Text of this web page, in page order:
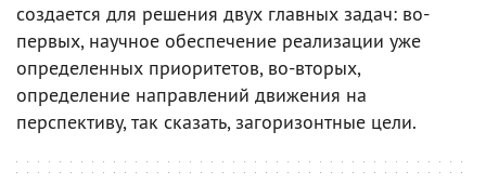
создается для решения двух главных задач: во-
первых, научное обеспечение реализации уже
определенных приоритетов, во-вторых,
определение направлений движения на
перспективу, так сказать, загоризонтные цели.